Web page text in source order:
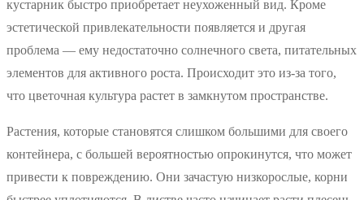
кустарник быстро приобретает неухоженный вид. Кроме
эстетической привлекательности появляется и другая
проблема — ему недостаточно солнечного света, питательных
элементов для активного роста. Происходит это из-за того,
что цветочная культура растет в замкнутом пространстве.
Растения, которые становятся слишком большими для своего
контейнера, с большей вероятностью опрокинутся, что может
привести к повреждению. Они зачастую низкорослые, корни